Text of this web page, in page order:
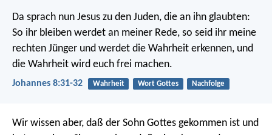
Da sprach nun Jesus zu den Juden, die an ihn glaubten:
So ihr bleiben werdet an meiner Rede, so seid ihr meine
rechten Jünger und werdet die Wahrheit erkennen, und
die Wahrheit wird euch frei machen.
Johannes 8:31-32 Wahrheit Wort Gottes Nachfolge
Wir wissen aber, daß der Sohn Gottes gekommen ist und